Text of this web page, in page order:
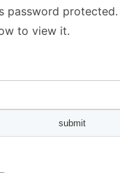
password
to view it.